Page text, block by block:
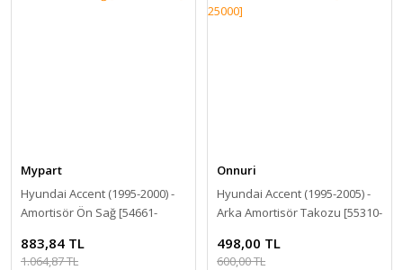
Mypart
Hyundai Accent (1995-2000) -
Amortisör Ön Sağ [54661-
883,84 TL
1.064,87 TL
Onnuri
Hyundai Accent (1995-2005) -
Arka Amortisör Takozu [55310-
498,00 TL
600,00 TL